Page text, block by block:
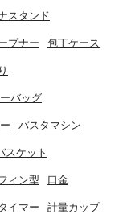
スタンド
プナー 包丁ケース
バッグ
パスタマシン
スケット
ィン型 口金
イマー 計量カップ